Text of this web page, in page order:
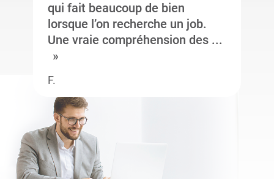
qui fait beaucoup de bien
lorsque l’on recherche un job.
Une vraie compréhension des ...
F.